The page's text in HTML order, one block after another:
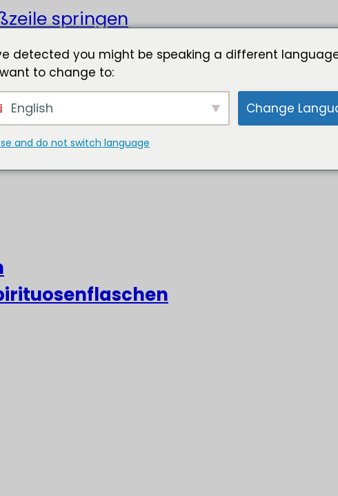
springen
detected you might be speaking a different
to change to:
English Change
and do not switch language